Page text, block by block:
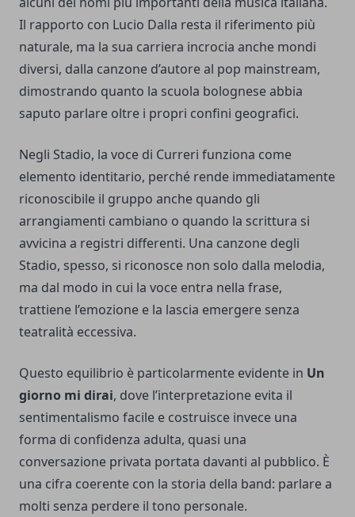
Il rapporto con Lucio Dalla resta il riferimento più
naturale, ma la sua carriera incrocia anche mondi
diversi, dalla canzone d’autore al pop mainstream,
dimostrando quanto la scuola bolognese abbia
saputo parlare oltre i propri confini geografici.
Negli Stadio, la voce di Curreri funziona come
elemento identitario, perché rende immediatamente
riconoscibile il gruppo anche quando gli
arrangiamenti cambiano o quando la scrittura si
avvicina a registri differenti. Una canzone degli
Stadio, spesso, si riconosce non solo dalla melodia,
ma dal modo in cui la voce entra nella frase,
trattiene l’emozione e la lascia emergere senza
teatralità eccessiva.
Questo equilibrio è particolarmente evidente in Un
giorno mi dirai, dove l’interpretazione evita il
sentimentalismo facile e costruisce invece una
forma di confidenza adulta, quasi una
conversazione privata portata davanti al pubblico. È
una cifra coerente con la storia della band: parlare a
molti senza perdere il tono personale.